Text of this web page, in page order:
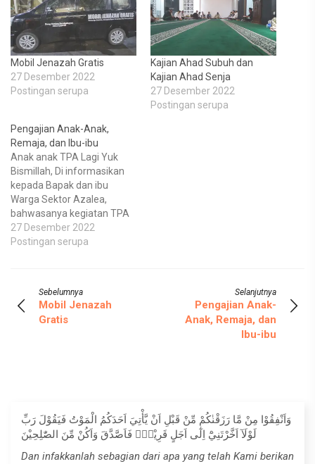
Mobil Jenazah Gratis
27 Desember 2022
Postingan serupa
Kajian Ahad Subuh dan
Kajian Ahad Senja
27 Desember 2022
Postingan serupa
Pengajian Anak-Anak,
Remaja, dan Ibu-ibu
Anak anak TPA Lagi Yuk
Bismillah, Di informasikan
kepada Bapak dan ibu
Warga Sektor Azalea,
bahwasanya kegiatan TPA
di Masjid NuruL Jannah ,
insyaAllah dan atas izin
Ashar 16.00 WIB : NuruL
Jannah…
27 Desember 2022
Postingan serupa
Sebelumnya
Mobil Jenazah
Gratis
Selanjutnya
Pengajian Anak-
Anak, Remaja, dan
Ibu-ibu
وَاَنْفِقُوْا مِنْ مَّا رَزَقْنٰكُمْ مِّنْ قَبْلِ اَنْ يَّأْتِيَ اَحَدَكُمُ الْمَوْتُ فَيَقُوْلَ رَبِّ
لَوْلَآ اَخَّرْتَنِيْٓ اِلٰٓى اَجَلٍ قَرِيْبٍۚ فَاَصَّدَّقَ وَاَكُنْ مِّنَ الصّٰلِحِيْنَ
Dan infakkanlah sebagian dari apa yang telah Kami berikan